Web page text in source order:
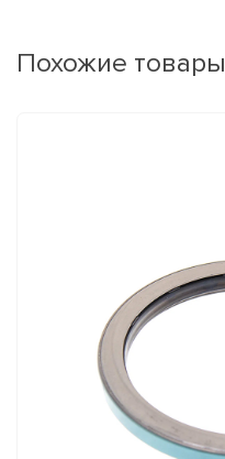
Похожие товары